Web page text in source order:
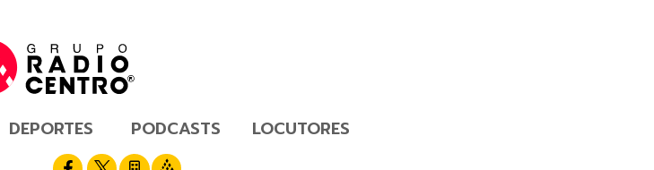
DEPORTES PODCASTS
LOCUTORES